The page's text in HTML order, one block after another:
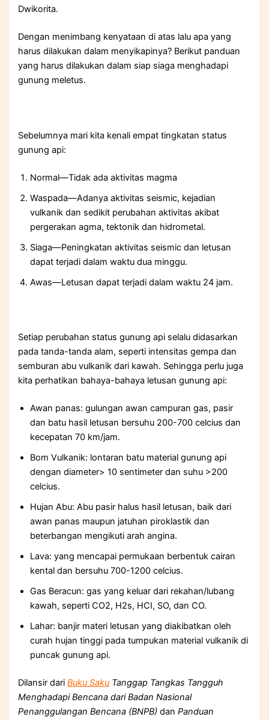
Dwikorita.
Dengan menimbang kenyataan di atas lalu apa yang
harus dilakukan dalam menyikapinya? Berikut panduan
yang harus dilakukan dalam siap siaga menghadapi
gunung meletus.
Sebelumnya mari kita kenali empat tingkatan status
gunung api:
Normal—Tidak ada aktivitas magma
Waspada—Adanya aktivitas seismic, kejadian
vulkanik dan sedikit perubahan aktivitas akibat
pergerakan agma, tektonik dan hidrometal.
Siaga—Peningkatan aktivitas seismic dan letusan
dapat terjadi dalam waktu dua minggu.
Awas—Letusan dapat terjadi dalam waktu 24 jam.
Setiap perubahan status gunung api selalu didasarkan
pada tanda-tanda alam, seperti intensitas gempa dan
semburan abu vulkanik dari kawah. Sehingga perlu juga
kita perhatikan bahaya-bahaya letusan gunung api:
Awan panas: gulungan awan campuran gas, pasir
dan batu hasil letusan bersuhu 200-700 celcius dan
kecepatan 70 km/jam.
Bom Vulkanik: lontaran batu material gunung api
dengan diameter> 10 sentimeter dan suhu >200
celcius.
Hujan Abu: Abu pasir halus hasil letusan, baik dari
awan panas maupun jatuhan piroklastik dan
beterbangan mengikuti arah angina.
Lava: yang mencapai permukaan berbentuk cairan
kental dan bersuhu 700-1200 celcius.
Gas Beracun: gas yang keluar dari rekahan/lubang
kawah, seperti CO2, H2s, HCI, SO, dan CO.
Lahar: banjir materi letusan yang diakibatkan oleh
curah hujan tinggi pada tumpukan material vulkanik di
puncak gunung api.
Dilansir dariBuku Saku Tanggap Tangkas Tangguh
Menghadapi Bencana dari Badan Nasional
Penanggulangan Bencana (BNPB)danPanduan